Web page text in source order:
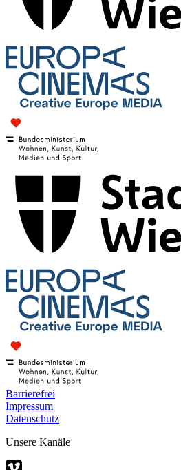
Barrierefrei
Impressum
Datenschutz
Unsere Kanäle